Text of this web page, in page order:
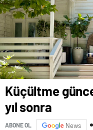
Küçültme
yıl sonra
ABONE OL News